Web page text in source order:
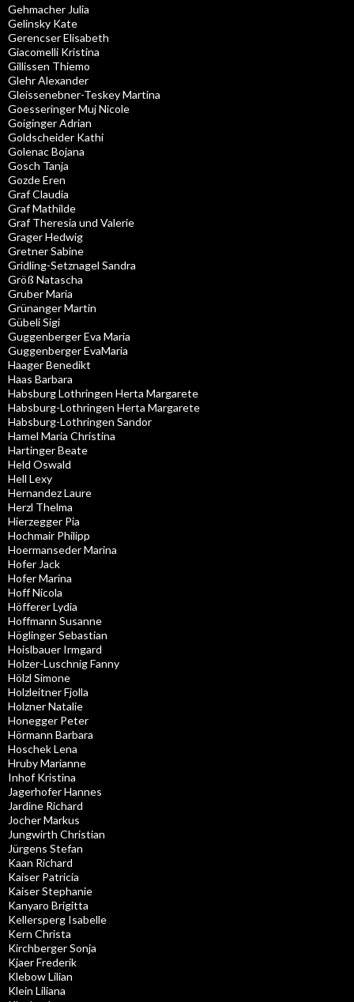
Gehmacher Julia
Gelinsky Kate
Gerencser Elisabeth
Giacomelli Kristina
Gillissen Thiemo
Glehr Alexander
Gleissenebner-Teskey Martina
Goesseringer Muj Nicole
Goiginger Adrian
Goldscheider Kathi
Golenac Bojana
Gosch Tanja
Gozde Eren
Graf Claudia
Graf Mathilde
Graf Theresia und Valerie
Grager Hedwig
Gretner Sabine
Gridling-Setznagel Sandra
Größ Natascha
Gruber Maria
Grünanger Martin
Gübeli Sigi
Guggenberger Eva Maria
Guggenberger EvaMaria
Haager Benedikt
Haas Barbara
Habsburg Lothringen Herta Margarete
Habsburg-Lothringen Herta Margarete
Habsburg-Lothringen Sandor
Hamel Maria Christina
Hartinger Beate
Held Oswald
Hell Lexy
Hernandez Laure
Herzl Thelma
Hierzegger Pia
Hochmair Philipp
Hoermanseder Marina
Hofer Jack
Hofer Marina
Hoff Nicola
Höfferer Lydia
Hoffmann Susanne
Höglinger Sebastian
Hoislbauer Irmgard
Holzer-Luschnig Fanny
Hölzl Simone
Holzleitner Fjolla
Holzner Natalie
Honegger Peter
Hörmann Barbara
Hoschek Lena
Hruby Marianne
Inhof Kristina
Jagerhofer Hannes
Jardine Richard
Jocher Markus
Jungwirth Christian
Jürgens Stefan
Kaan Richard
Kaiser Patricia
Kaiser Stephanie
Kanyaro Brigitta
Kellersperg Isabelle
Kern Christa
Kirchberger Sonja
Kjaer Frederik
Klebow Lilian
Klein Liliana